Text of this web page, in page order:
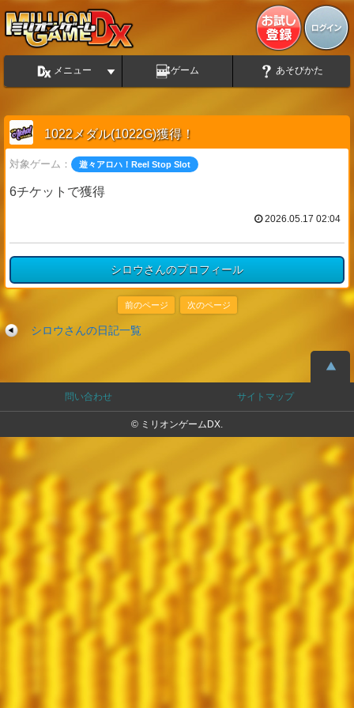
メニュー ゲーム あそびかた
1022メダル(1022G)獲得！
対象ゲーム： 遊々アロハ！Reel Stop Slot
6チケットで獲得
2026.05.17 02:04
シロウさんのプロフィール
前のページ 次のページ
シロウさんの日記一覧
問い合わせ サイトマップ
© ミリオンゲームDX.